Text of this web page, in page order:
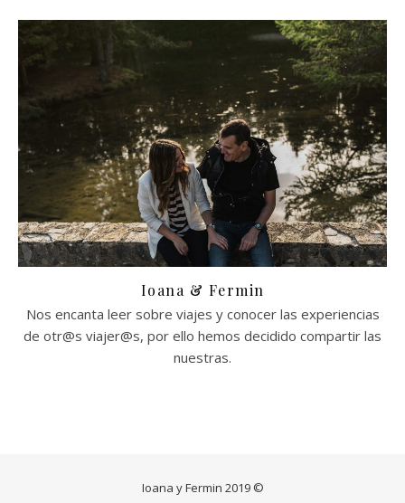
Ioana & Fermin
Nos encanta leer sobre viajes y conocer las experiencias
de otr@s viajer@s, por ello hemos decidido compartir las
nuestras.
Ioana y Fermin 2019 ©